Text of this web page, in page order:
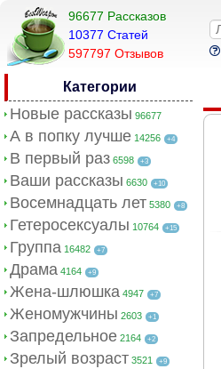
96677 Рассказов
10377 Cтатей
597797 Отзывов
Категории
Новые рассказы 96677
А в попку лучше 14256 +4
В первый раз 6598 +3
Ваши рассказы 6630 +10
Восемнадцать лет 5380 +8
Гетеросексуалы 10764 +15
Группа 16482 +7
Драма 4164 +9
Жена-шлюшка 4947 +7
Женомужчины 2603 +1
Запредельное 2164 +2
Зрелый возраст 3521 +9